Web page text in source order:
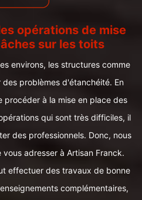
opérations de mise
sur les toits
environs, les structures comme
problèmes d'étanchéité. En
à la mise en place des
qui sont très difficiles, il
des professionnels. Donc, nous
adresser à Artisan Franck.
effectuer des travaux de bonne
complémentaires,